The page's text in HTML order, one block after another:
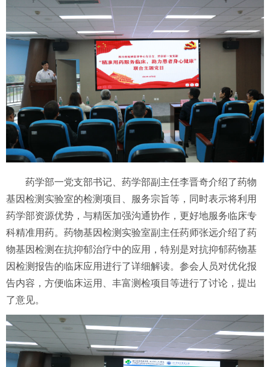
药学部一党支部书记、药学部副主任李晋奇介绍了药物
基因检测实验室的检测项目、服务宗旨等，同时表示将利用
药学部资源优势，与精医加强沟通协作，更好地服务临床专
科精准用药。药物基因检测实验室副主任药师张远介绍了药
物基因检测在抗抑郁治疗中的应用，特别是对抗抑郁药物基
因检测报告的临床应用进行了详细解读。参会人员对优化报
告内容，方便临床运用、丰富测检项目等进行了讨论，提出
了意见。